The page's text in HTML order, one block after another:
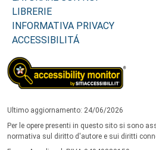
LIBRERIE
INFORMATIVA PRIVACY
ACCESSIBILITÁ
Ultimo aggiornamento: 24/06/2026
Per le opere presenti in questo sito si sono
normativa sul diritto d'autore e sui diritti